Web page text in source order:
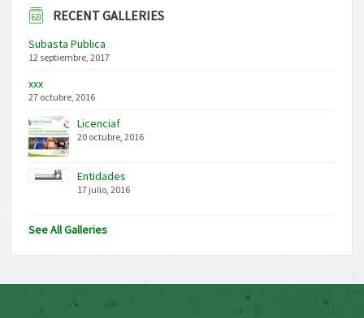
RECENT GALLERIES
Subasta Publica
12 septiembre, 2017
xxx
27 octubre, 2016
Licenciaf
20 octubre, 2016
Entidades
17 julio, 2016
See All Galleries